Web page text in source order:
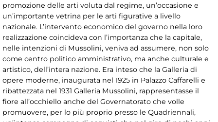
promozione delle arti voluta dal regime, un’occasione e
un’importante vetrina per le arti figurative a livello
nazionale. L’intervento economico del governo nella loro
realizzazione coincideva con l’importanza che la capitale,
nelle intenzioni di Mussolini, veniva ad assumere, non solo
come centro politico amministrativo, ma anche culturale e
artistico, dell’intera nazione. Era inteso che la Galleria di
opere moderne, inaugurata nel 1925 in Palazzo Caffarelli e
ribattezzata nel 1931 Galleria Mussolini, rappresentasse il
fiore all’occhiello anche del Governatorato che volle
promuovere, per lo più proprio presso le Quadriennali,